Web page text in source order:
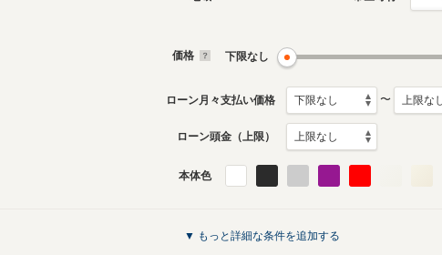
1シリーズのカタログを見る
価格 下限なし
ローン月々支払い価格 〜
ローン頭金（上限）
本体色
▼ もっと詳細な条件を追加する